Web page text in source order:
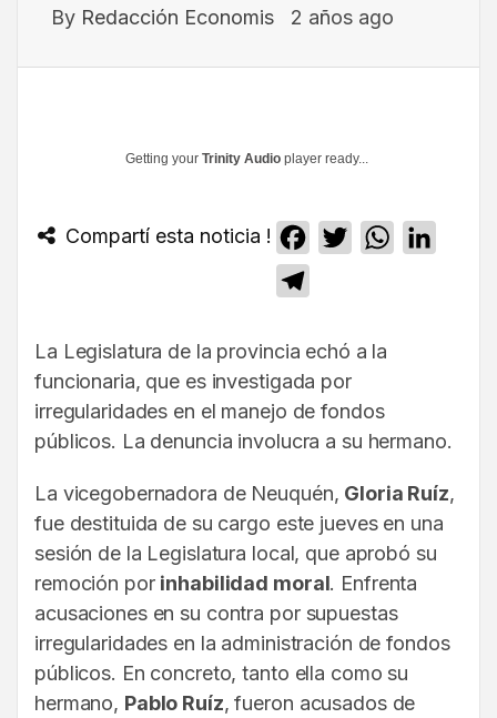
By Redacción Economis 2 años ago
Getting your Trinity Audio player ready...
Compartí esta noticia ! Facebook
TwitterWhatsApp
La Legislatura de la provincia echó a la
funcionaria, que es investigada por
irregularidades en el manejo de fondos
públicos. La denuncia involucra a su hermano.
La vicegobernadora de Neuquén, Gloria Ruíz,
fue destituida de su cargo este jueves en una
sesión de la Legislatura local, que aprobó su
remoción por inhabilidad moral. Enfrenta
acusaciones en su contra por supuestas
irregularidades en la administración de fondos
públicos. En concreto, tanto ella como su
hermano, Pablo Ruíz, fueron acusados de